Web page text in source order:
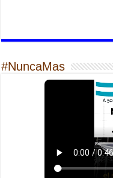
#NuncaMas